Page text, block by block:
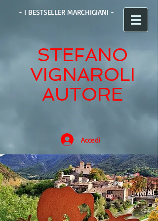
- I BESTSELLER MARCHIGIANI -
STEFANO
VIGNAROLI
AUTORE
Accedi